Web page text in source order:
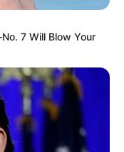
szerint a hétfői
hogy a Tisza-
is tett,
több
7 Will Blow Your